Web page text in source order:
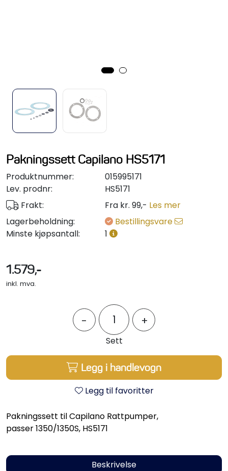
Pakningssett Capilano HS5171
Produktnummer:
015995171
Lev. prodnr:
HS5171
Frakt:
Fra kr. 99,- Les mer
Lagerbeholdning:
Bestillingsvare
Minste kjøpsantall:
1
1.579,-
inkl. mva.
- +
Sett
Legg i handlevogn
Legg til favoritter
Pakningssett til Capilano Rattpumper,
passer 1350/1350S, HS5171
Beskrivelse
Motordelsvelger/SONAR
Anoder
Hydraulisk styring
Motordeler
Propeller
Servicesett